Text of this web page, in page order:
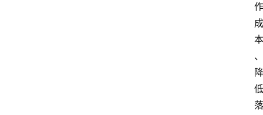
作
成
本
、
降
低
落